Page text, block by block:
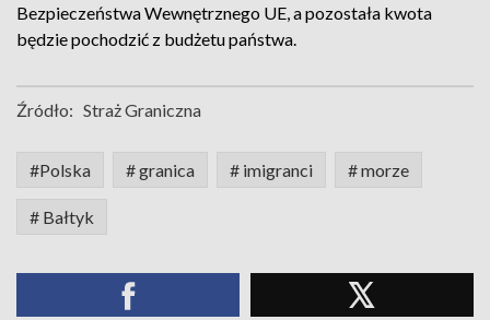
Bezpieczeństwa Wewnętrznego UE, a pozostała kwota
będzie pochodzić z budżetu państwa.
Źródło: Straż Graniczna
#Polska # granica # imigranci # morze
# Bałtyk